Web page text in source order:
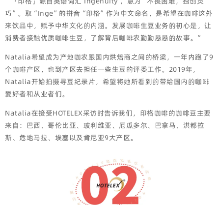
巧”。取“Inge”的拼音“印格”作为中文命名，是希望在咖啡这外
来饮品中，赋予中华文化的内涵。发展咖啡生豆业务的初心是，让
消费者接触优质咖啡生豆，了解背后咖啡农勤勤恳恳的故事。”
Natalia希望成为产地咖农跟国内烘焙商之间的桥梁，一年内跑了9
个咖啡产区，也到产区去担任一些生豆的评委工作。2019年，
Natalia开始拍摄寻豆纪录片，希望将她所看到的带给国内的咖啡
爱好者和从业者们。
Natalia在接受HOTELEX采访时告诉我们，印格咖啡的咖啡豆主要
来自：巴西、哥伦比亚、玻利维亚、厄瓜多尔、巴拿马、洪都拉
斯、危地马拉、埃塞以及肯尼亚9大产区。